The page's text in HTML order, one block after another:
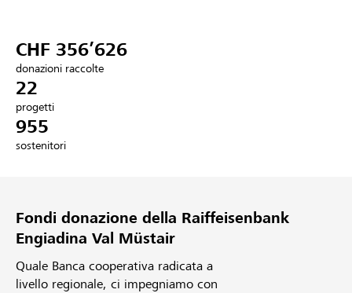
Registrazione
DE
CHF 356’626
donazioni raccolte
22
progetti
955
sostenitori
Fondi donazione della Raiffeisenbank
Engiadina Val Müstair
Quale Banca cooperativa radicata a
livello regionale, ci impegniamo con